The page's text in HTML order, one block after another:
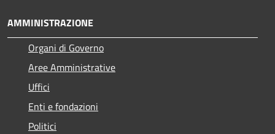
AMMINISTRAZIONE
Organi di Governo
Aree Amministrative
Uffici
Enti e fondazioni
Politici